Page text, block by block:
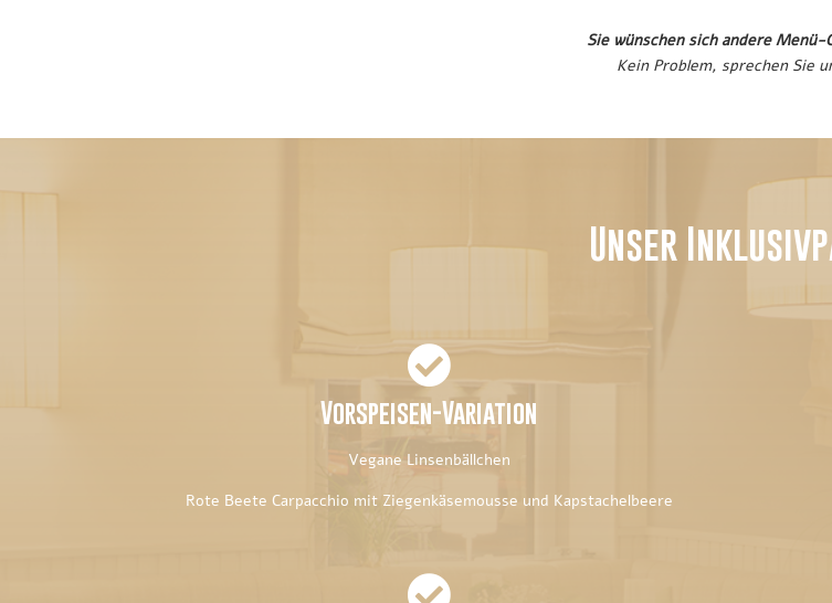
Sie wünschen sich andere Menü-
Kein Problem, sprechen Sie
Unser

Vorspeisen-Variation
Vegane Linsenbällchen
Rote Beete Carpacchio mit Ziegenkäsemousse und Kapstachelbeere